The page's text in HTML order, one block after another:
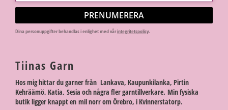
PRENUMERERA
Dina personuppgifter behandlas i enlighet med vårintegritetspolicy.
Tiinas Garn
Hos mig hittar du garner från Lankava, Kaupunkilanka, Pirtin
Kehräämö, Katia, Sesia och några fler garntillverkare. Min fysiska
butik ligger knappt en mil norr om Örebro, i Kvinnerstatorp.